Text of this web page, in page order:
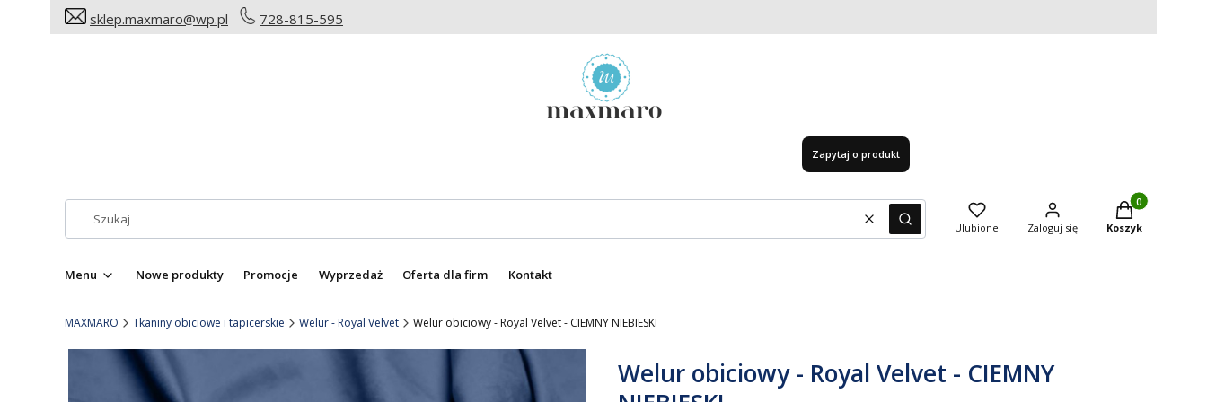
sklep.maxmaro@wp.pl 728-815-595
Zapytaj o produkt
WyczyśćSzukaj Ulubione Zaloguj się
Produkty w
Koszyk
Menu Nowe produkty Promocje Wyprzedaż Oferta dla firm Kontakt
MAXMARO Tkaniny obiciowe i tapicerskie Welur - Royal Velvet Welur obiciowy - Royal Velvet - CIEMNY NIEBIESKI
Welur obiciowy - Royal Velvet - CIEMNY